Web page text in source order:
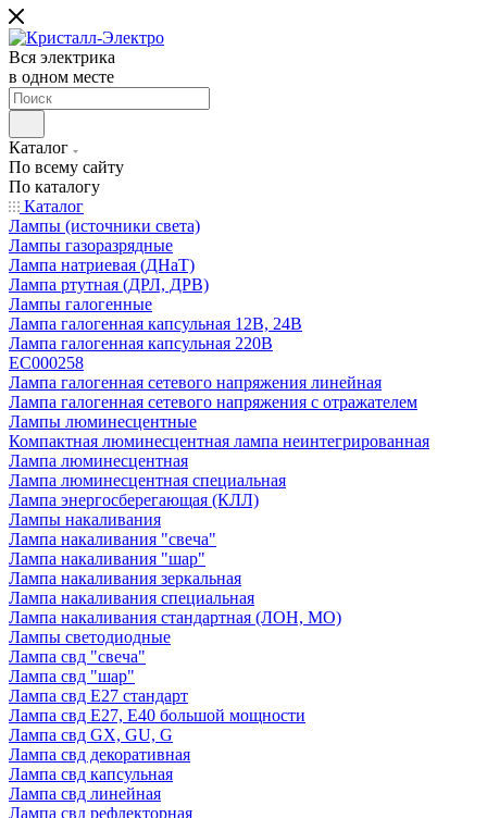
Вся электрика
в одном месте
Каталог
По всему сайту
По каталогу
Каталог
Лампы (источники света)
Лампы газоразрядные
Лампа натриевая (ДНаТ)
Лампа ртутная (ДРЛ, ДРВ)
Лампы галогенные
Лампа галогенная капсульная 12В, 24В
Лампа галогенная капсульная 220В
EC000258
Лампа галогенная сетевого напряжения линейная
Лампа галогенная сетевого напряжения с отражателем
Лампы люминесцентные
Компактная люминесцентная лампа неинтегрированная
Лампа люминесцентная
Лампа люминесцентная специальная
Лампа энергосберегающая (КЛЛ)
Лампы накаливания
Лампа накаливания "свеча"
Лампа накаливания "шар"
Лампа накаливания зеркальная
Лампа накаливания специальная
Лампа накаливания стандартная (ЛОН, МО)
Лампы светодиодные
Лампа свд "свеча"
Лампа свд "шар"
Лампа свд E27 стандарт
Лампа свд E27, Е40 большой мощности
Лампа свд GX, GU, G
Лампа свд декоративная
Лампа свд капсульная
Лампа свд линейная
Лампа свд рефлекторная